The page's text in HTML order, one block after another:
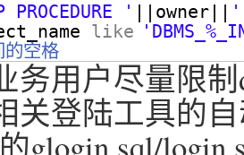
PROCEDURE ' ||owner||
like
空格
务用户尽量限制
关登陆工具的